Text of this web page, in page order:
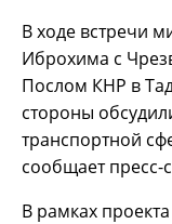
В ходе встречи
Иброхима с
Послом КНР в
стороны
транспортной
сообщает пресс-
В рамках